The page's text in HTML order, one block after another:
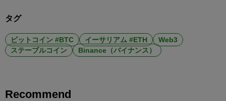
タグ
ビットコイン #BTC イーサリアム #ETH
Web3
ステーブルコイン
Binance（バイナンス）
Recommend